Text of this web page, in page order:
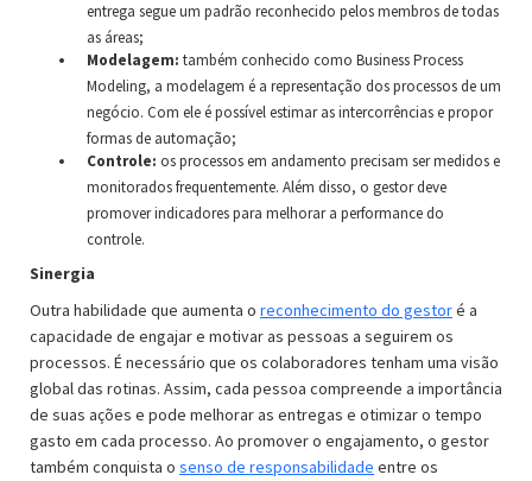
entrega segue um padrão reconhecido pelos membros de todas
as áreas;
Modelagem: também conhecido como Business Process
Modeling, a modelagem é a representação dos processos de um
negócio. Com ele é possível estimar as intercorrências e propor
formas de automação;
Controle: os processos em andamento precisam ser medidos e
monitorados frequentemente. Além disso, o gestor deve
promover indicadores para melhorar a performance do
controle.
Sinergia
Outra habilidade que aumenta o reconhecimento do gestoré a
capacidade de engajar e motivar as pessoas a seguirem os
processos. É necessário que os colaboradores tenham uma visão
global das rotinas. Assim, cada pessoa compreende a importância
de suas ações e pode melhorar as entregas e otimizar o tempo
gasto em cada processo. Ao promover o engajamento, o gestor
também conquista o senso de responsabilidade entre os